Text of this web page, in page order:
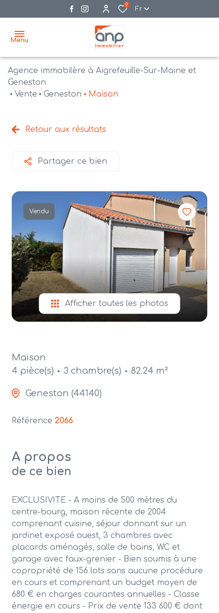
0
Fr
Menu
accueil
vente
agences
estimation
e-
mail
contact
Agence immobilère à Aigrefeuille-Sur-Maine et
Geneston
Vente
Geneston Maison
Retour aux résultats
Partager ce bien
Vendu
Afficher toutes les photos
Maison
4 pièce(s)
3 chambre(s) 82.24 m²
Geneston (44140)
Référence 2066
A propos
de ce bien
EXCLUSIVITE - A moins de 500 mètres du
centre-bourg, maison récente de 2004
comprenant cuisine, séjour donnant sur un
jardinet exposé ouest, 3 chambres avec
placards aménagés, salle de bains, WC et
garage avec faux-grenier - Bien soumis à une
copropriété de 156 lots sans aucune procédure
en cours et comprenant un budget moyen de
680 € en charges courantes annuelles - Classe
énergie en cours - Prix de vente 133 600 € dont